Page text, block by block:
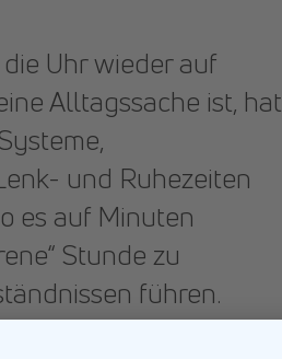
Uhr wieder auf
Alltagssache ist, hat
und Ruhezeiten
es auf Minuten
Stunde zu
führen.